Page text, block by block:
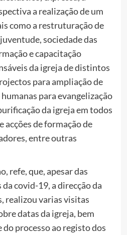
a realização de um
como a restruturação de
sociedade das
e capacitação
da igreja de distintos
para ampliação de
para evangelização
da igreja em todos
acções de formação de
entre outras
refe, que, apesar das
covid-19, a direcção da
realizou varias visitas
datas da igreja, bem
processo ao registo dos